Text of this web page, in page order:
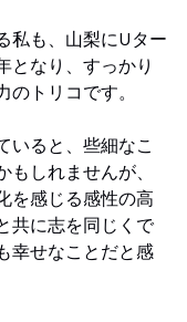
私も、山梨にUター
となり、すっかり
トリコです。
いると、些細なこ
もしれませんが、
を感じる感性の高
共に志を同じくで
幸せなことだと感